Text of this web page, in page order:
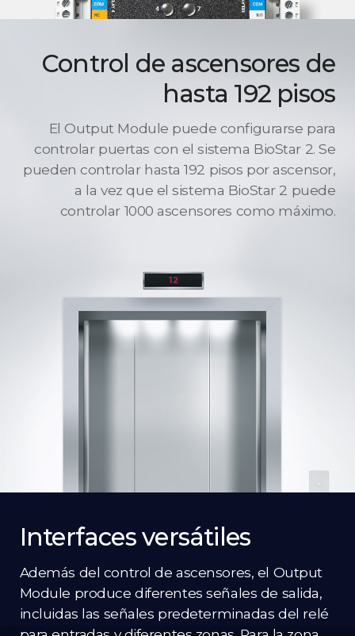
Control de ascensores de
hasta 192 pisos
El Output Module puede configurarse para
controlar puertas con el sistema BioStar 2. Se
pueden controlar hasta 192 pisos por ascensor,
a la vez que el sistema BioStar 2 puede
controlar 1000 ascensores como máximo.
Interfaces versátiles
Además del control de ascensores, el Output
Module produce diferentes señales de salida,
incluidas las señales predeterminadas del relé